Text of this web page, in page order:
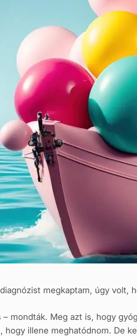
megkaptam, úgy volt,
– mondták. Meg azt is, hogy
hogy illene meghatódnom. De